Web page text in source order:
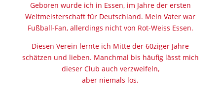
Geboren wurde ich in Essen, im Jahre der ersten
Weltmeisterschaft für Deutschland. Mein Vater war
Fußball-Fan, allerdings nicht von Rot-Weiss Essen.
Diesen Verein lernte ich Mitte der 60ziger Jahre
schätzen und lieben. Manchmal bis häufig lässt mich
dieser Club auch verzweifeln,
aber niemals los.